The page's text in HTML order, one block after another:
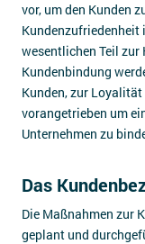
vor, um den Kunden
Kundenzufriedenheit
wesentlichen Teil zur
Kundenbindung
Kunden, zur
vorangetrieben um
Unternehmen zu
Das
Die Maßnahmen zur
geplant und